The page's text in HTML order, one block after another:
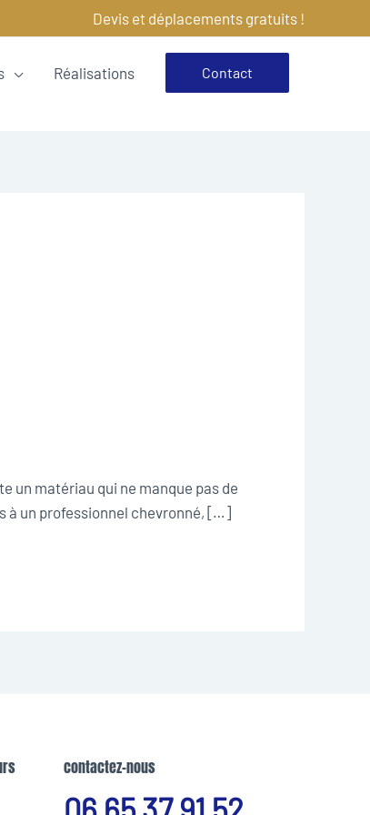
Devis et déplacements gratuits !
Réalisations Contact
un matériau qui ne manque pas de
à un professionnel chevronné, […]
contactez-nous